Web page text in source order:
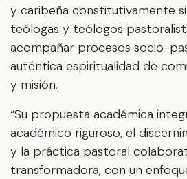
y caribeña constitutivamente
teólogas y teólogos
acompañar procesos socio-
auténtica espiritualidad de
y misión.
“Su propuesta académica
académico riguroso, el
y la práctica pastoral
transformadora, con un